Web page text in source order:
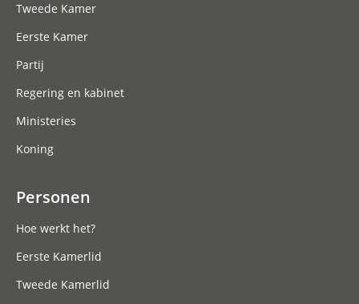
Tweede Kamer
Eerste Kamer
Partij
Regering en kabinet
Ministeries
Koning
Personen
Hoe werkt het?
Eerste Kamerlid
Tweede Kamerlid